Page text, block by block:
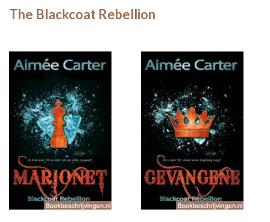
The Blackcoat Rebellion